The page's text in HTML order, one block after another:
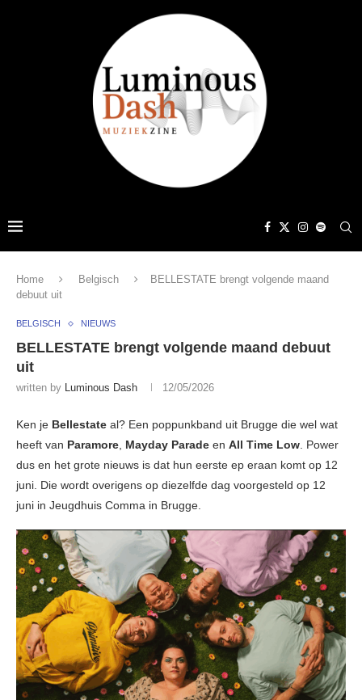
Home Belgisch
BELLESTATE brengt volgende maand
debuut uit
BELGISCH NIEUWS
BELLESTATE brengt volgende maand debuut
uit
written by Luminous Dash 12/05/2026
Ken je Bellestate al? Een poppunkband uit Brugge die wel wat
heeft van Paramore, Mayday Parade en All Time Low. Power
dus en het grote nieuws is dat hun eerste ep eraan komt op 12
juni. Die wordt overigens op diezelfde dag voorgesteld op 12
juni in Jeugdhuis Comma in Brugge.